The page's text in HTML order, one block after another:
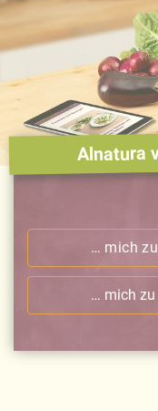
Alnatura
… mich
… mich zu